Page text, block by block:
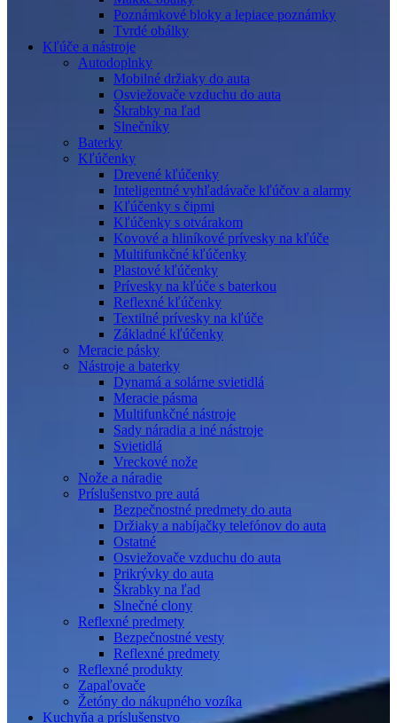
Poznámkové bloky a lepiace poznámky
Tvrdé obálky
Kľúče a nástroje
Autodoplnky
Mobilné držiaky do auta
Osviežovače vzduchu do auta
Škrabky na ľad
Slnečníky
Baterky
Kľúčenky
Drevené kľúčenky
Inteligentné vyhľadávače kľúčov a alarmy
Kľúčenky s čipmi
Kľúčenky s otvárakom
Kovové a hliníkové prívesky na kľúče
Multifunkčné kľúčenky
Plastové kľúčenky
Prívesky na kľúče s baterkou
Reflexné kľúčenky
Textilné prívesky na kľúče
Základné kľúčenky
Meracie pásky
Nástroje a baterky
Dynamá a solárne svietidlá
Meracie pásma
Multifunkčné nástroje
Sady náradia a iné nástroje
Svietidlá
Vreckové nože
Nože a náradie
Príslušenstvo pre autá
Bezpečnostné predmety do auta
Držiaky a nabíjačky telefónov do auta
Ostatné
Osviežovače vzduchu do auta
Prikrývky do auta
Škrabky na ľad
Slnečné clony
Reflexné predmety
Bezpečnostné vesty
Reflexné predmety
Reflexné produkty
Zapaľovače
Žetóny do nákupného vozíka
Kuchyňa a príslušenstvo